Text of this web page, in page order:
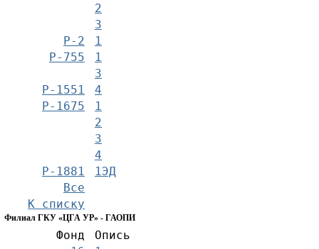
2
3
Р-2
1
Р-755
1
3
Р-1551
4
Р-1675
1
2
3
4
Р-1881
1ЭД
Все
К списку
Филиал ГКУ «ЦГА УР» - ГАОПИ
Фонд
Опись